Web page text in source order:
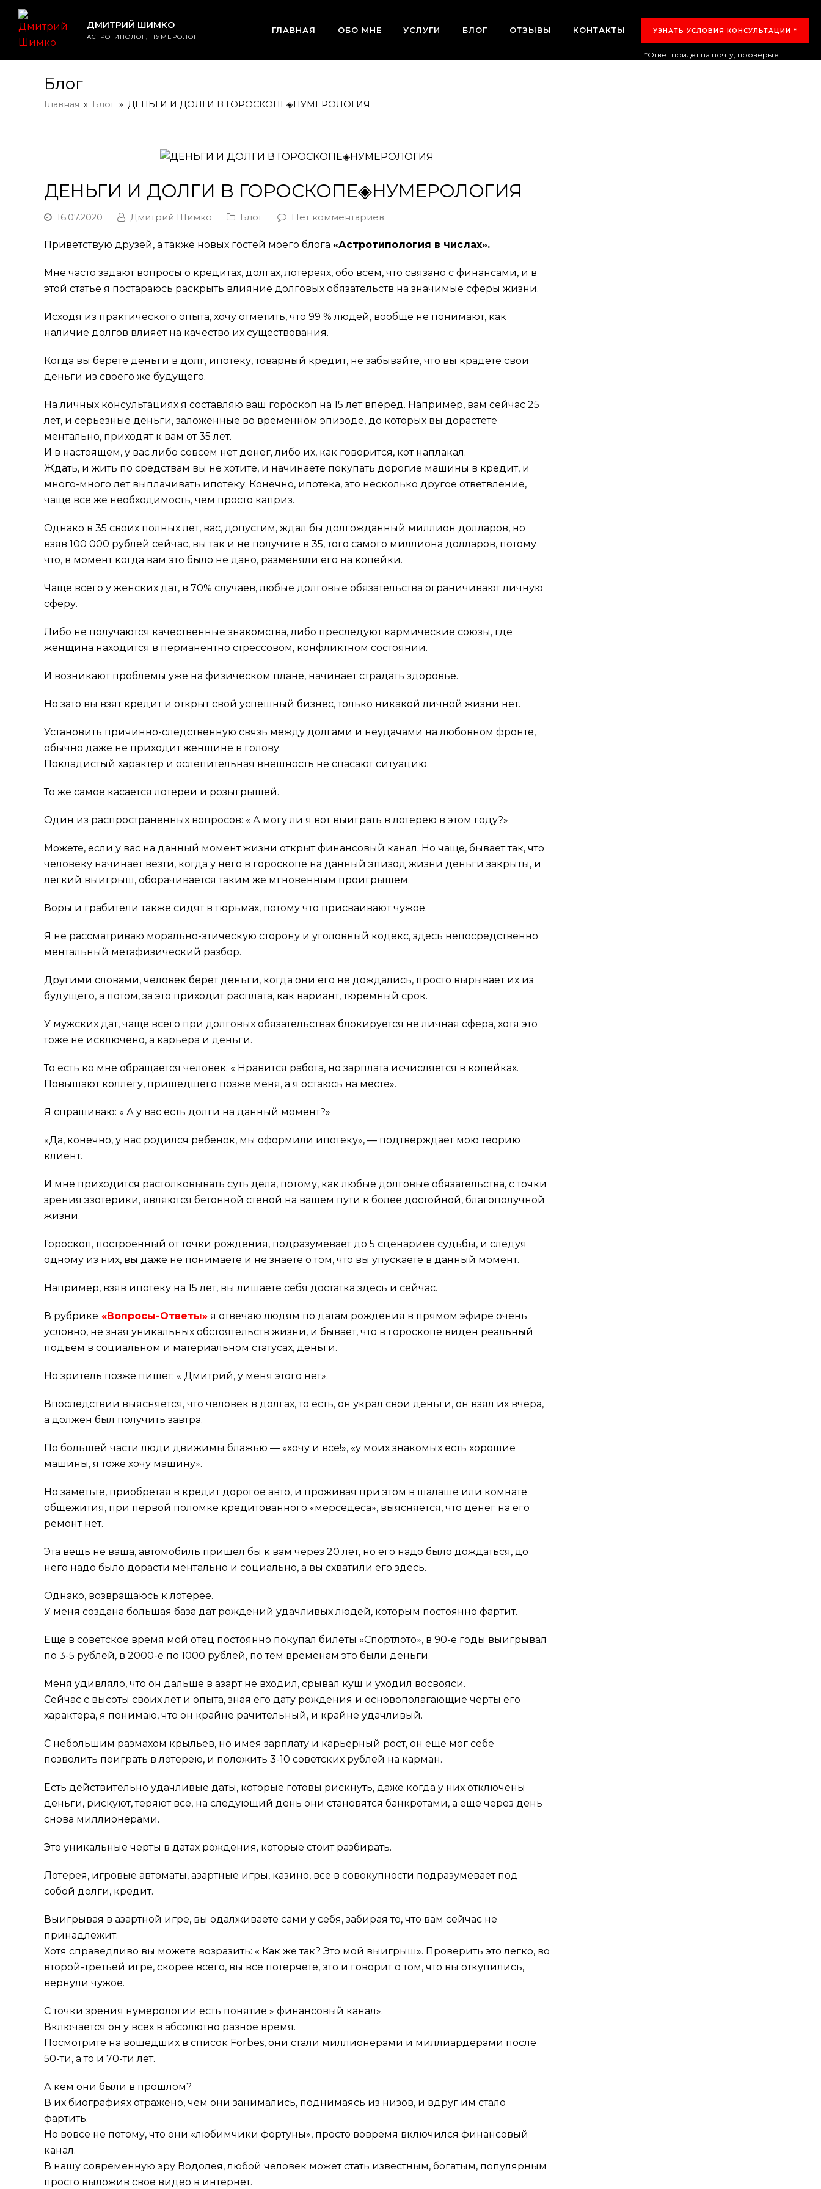
ДМИТРИЙ ШИМКО
АСТРОТИПОЛОГ, НУМЕРОЛОГ
ГЛАВНАЯ ОБО МНЕ УСЛУГИ БЛОГ ОТЗЫВЫ КОНТАКТЫ УЗНАТЬ УСЛОВИЯ КОНСУЛЬТАЦИИ *
Блог
Главная » Блог » ДЕНЬГИ И ДОЛГИ В ГОРОСКОПЕ◈НУМЕРОЛОГИЯ
ДЕНЬГИ И ДОЛГИ В ГОРОСКОПЕ◈НУМЕРОЛОГИЯ
16.07.2020 Дмитрий Шимко Блог Нет комментариев
Приветствую друзей, а также новых гостей моего блога «Астротипология в числах».
Мне часто задают вопросы о кредитах, долгах, лотереях, обо всем, что связано с финансами, и в
этой статье я постараюсь раскрыть влияние долговых обязательств на значимые сферы жизни.
Исходя из практического опыта, хочу отметить, что 99 % людей, вообще не понимают, как
наличие долгов влияет на качество их существования.
Когда вы берете деньги в долг, ипотеку, товарный кредит, не забывайте, что вы крадете свои
деньги из своего же будущего.
На личных консультациях я составляю ваш гороскоп на 15 лет вперед. Например, вам сейчас 25
лет, и серьезные деньги, заложенные во временном эпизоде, до которых вы дорастете
ментально, приходят к вам от 35 лет.
И в настоящем, у вас либо совсем нет денег, либо их, как говорится, кот наплакал.
Ждать, и жить по средствам вы не хотите, и начинаете покупать дорогие машины в кредит, и
много-много лет выплачивать ипотеку. Конечно, ипотека, это несколько другое ответвление,
чаще все же необходимость, чем просто каприз.
Однако в 35 своих полных лет, вас, допустим, ждал бы долгожданный миллион долларов, но
взяв 100 000 рублей сейчас, вы так и не получите в 35, того самого миллиона долларов, потому
что, в момент когда вам это было не дано, разменяли его на копейки.
Чаще всего у женских дат, в 70% случаев, любые долговые обязательства ограничивают личную
сферу.
Либо не получаются качественные знакомства, либо преследуют кармические союзы, где
женщина находится в перманентно стрессовом, конфликтном состоянии.
И возникают проблемы уже на физическом плане, начинает страдать здоровье.
Но зато вы взят кредит и открыт свой успешный бизнес, только никакой личной жизни нет.
Установить причинно-следственную связь между долгами и неудачами на любовном фронте,
обычно даже не приходит женщине в голову.
Покладистый характер и ослепительная внешность не спасают ситуацию.
То же самое касается лотереи и розыгрышей.
Один из распространенных вопросов: « А могу ли я вот выиграть в лотерею в этом году?»
Можете, если у вас на данный момент жизни открыт финансовый канал. Но чаще, бывает так, что
человеку начинает везти, когда у него в гороскопе на данный эпизод жизни деньги закрыты, и
легкий выигрыш, оборачивается таким же мгновенным проигрышем.
Воры и грабители также сидят в тюрьмах, потому что присваивают чужое.
Я не рассматриваю морально-этическую сторону и уголовный кодекс, здесь непосредственно
ментальный метафизический разбор.
Другими словами, человек берет деньги, когда они его не дождались, просто вырывает их из
будущего, а потом, за это приходит расплата, как вариант, тюремный срок.
У мужских дат, чаще всего при долговых обязательствах блокируется не личная сфера, хотя это
тоже не исключено, а карьера и деньги.
То есть ко мне обращается человек: « Нравится работа, но зарплата исчисляется в копейках.
Повышают коллегу, пришедшего позже меня, а я остаюсь на месте».
Я спрашиваю: « А у вас есть долги на данный момент?»
«Да, конечно, у нас родился ребенок, мы оформили ипотеку», — подтверждает мою теорию
клиент.
И мне приходится растолковывать суть дела, потому, как любые долговые обязательства, с точки
зрения эзотерики, являются бетонной стеной на вашем пути к более достойной, благополучной
жизни.
Гороскоп, построенный от точки рождения, подразумевает до 5 сценариев судьбы, и следуя
одному из них, вы даже не понимаете и не знаете о том, что вы упускаете в данный момент.
Например, взяв ипотеку на 15 лет, вы лишаете себя достатка здесь и сейчас.
В рубрике «Вопросы-Ответы» я отвечаю людям по датам рождения в прямом эфире очень
условно, не зная уникальных обстоятельств жизни, и бывает, что в гороскопе виден реальный
подъем в социальном и материальном статусах, деньги.
Но зритель позже пишет: « Дмитрий, у меня этого нет».
Впоследствии выясняется, что человек в долгах, то есть, он украл свои деньги, он взял их вчера,
а должен был получить завтра.
По большей части люди движимы блажью — «хочу и все!», «у моих знакомых есть хорошие
машины, я тоже хочу машину».
Но заметьте, приобретая в кредит дорогое авто, и проживая при этом в шалаше или комнате
общежития, при первой поломке кредитованного «мерседеса», выясняется, что денег на его
ремонт нет.
Эта вещь не ваша, автомобиль пришел бы к вам через 20 лет, но его надо было дождаться, до
него надо было дорасти ментально и социально, а вы схватили его здесь.
Однако, возвращаюсь к лотерее.
У меня создана большая база дат рождений удачливых людей, которым постоянно фартит.
Еще в советское время мой отец постоянно покупал билеты «Спортлото», в 90-е годы выигрывал
по 3-5 рублей, в 2000-е по 1000 рублей, по тем временам это были деньги.
Меня удивляло, что он дальше в азарт не входил, срывал куш и уходил восвояси.
Сейчас с высоты своих лет и опыта, зная его дату рождения и основополагающие черты его
характера, я понимаю, что он крайне рачительный, и крайне удачливый.
С небольшим размахом крыльев, но имея зарплату и карьерный рост, он еще мог себе
позволить поиграть в лотерею, и положить 3-10 советских рублей на карман.
Есть действительно удачливые даты, которые готовы рискнуть, даже когда у них отключены
деньги, рискуют, теряют все, на следующий день они становятся банкротами, а еще через день
снова миллионерами.
Это уникальные черты в датах рождения, которые стоит разбирать.
Лотерея, игровые автоматы, азартные игры, казино, все в совокупности подразумевает под
собой долги, кредит.
Выигрывая в азартной игре, вы одалживаете сами у себя, забирая то, что вам сейчас не
принадлежит.
Хотя справедливо вы можете возразить: « Как же так? Это мой выигрыш». Проверить это легко, во
второй-третьей игре, скорее всего, вы все потеряете, это и говорит о том, что вы откупились,
вернули чужое.
С точки зрения нумерологии есть понятие » финансовый канал».
Включается он у всех в абсолютно разное время.
Посмотрите на вошедших в список Forbes, они стали миллионерами и миллиардерами после
50-ти, а то и 70-ти лет.
А кем они были в прошлом?
В их биографиях отражено, чем они занимались, поднимаясь из низов, и вдруг им стало
фартить.
Но вовсе не потому, что они «любимчики фортуны», просто вовремя включился финансовый
канал.
В нашу современную эру Водолея, любой человек может стать известным, богатым, популярным
просто выложив свое видео в интернет.